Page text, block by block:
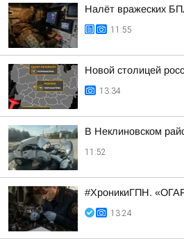
Налёт вражеских
11:55
Новой столицей
13:34
В Неклиновском
11:52
#ХроникиГПН.
13:24